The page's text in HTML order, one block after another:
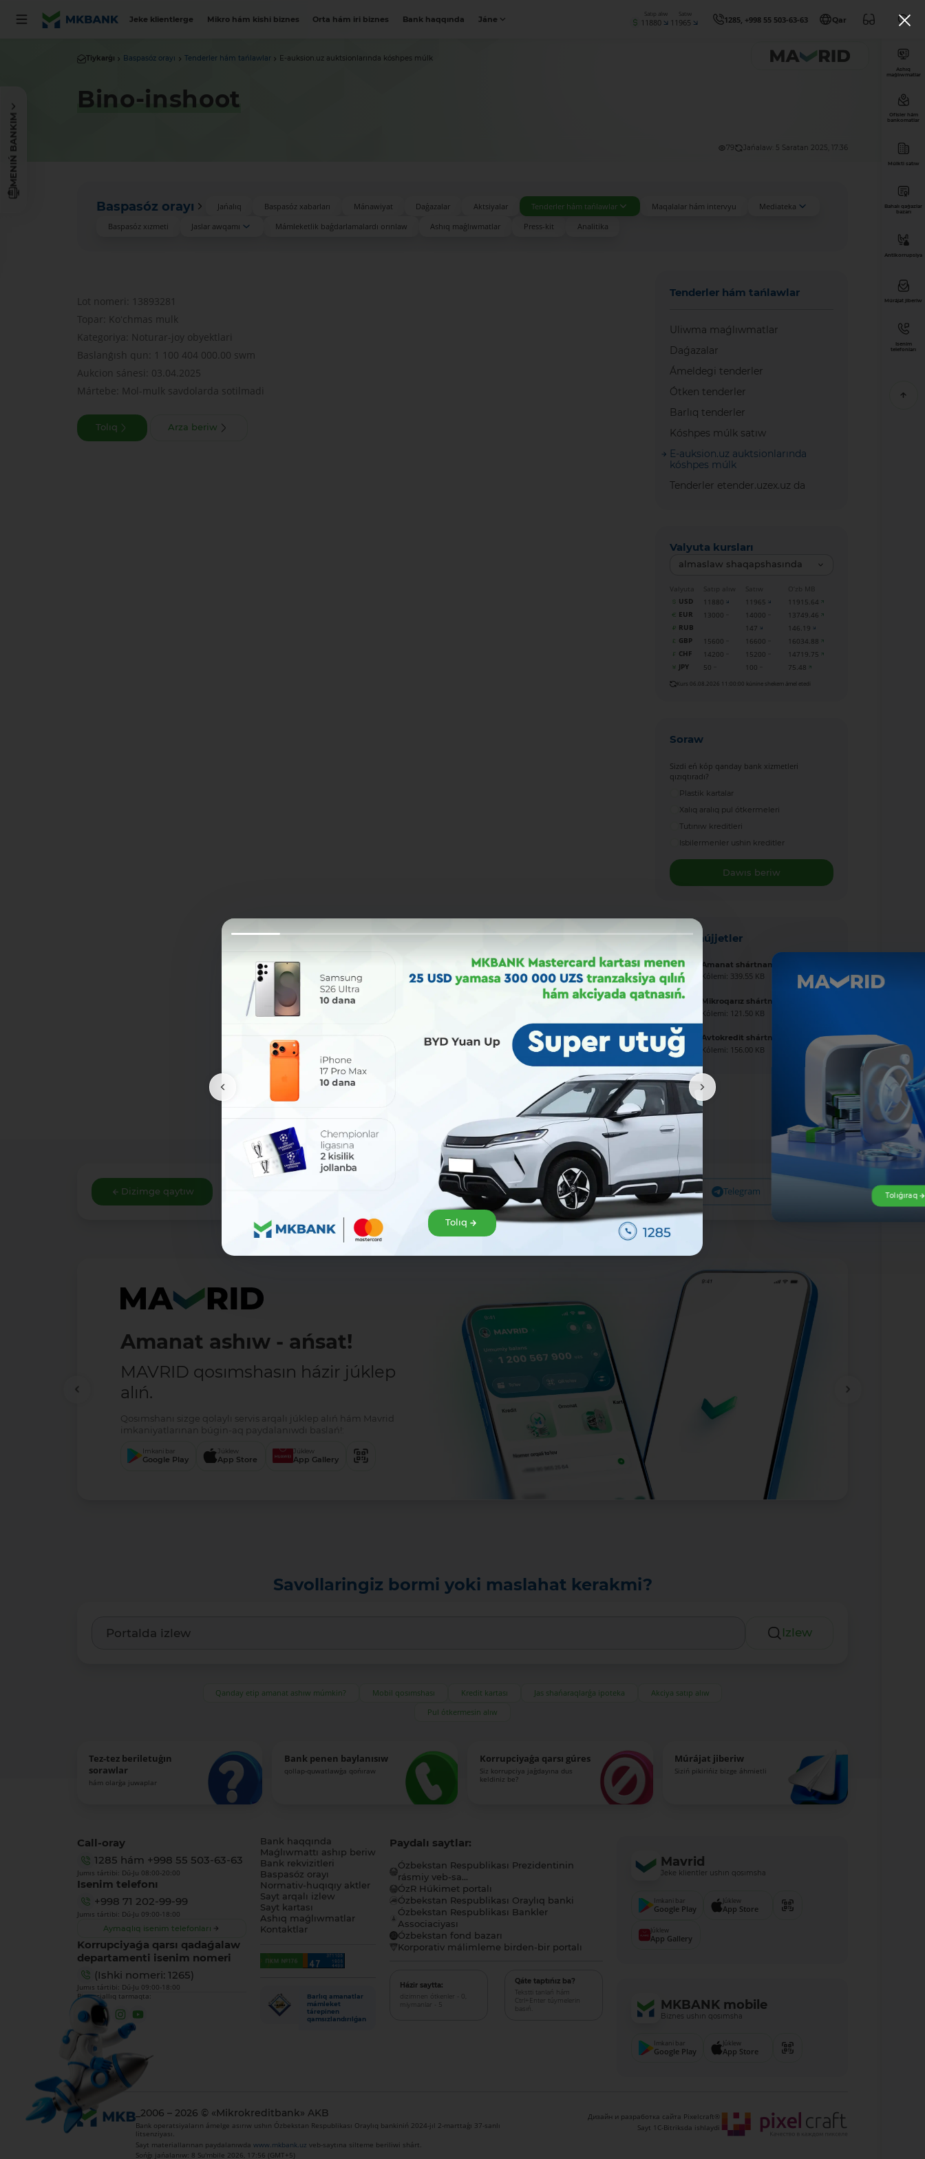
Jeke klientlerge Mikro hám kishi biznes Orta hám iri biznes Bank haqqında Jáne
Satıp alıw
11880
Satıw
11965 1285, +998 55 503-63-63 Qar
MENIŃ BANKIM
Tiykarǵı Baspasóz orayı Tenderler hám tańlawlar E-auksion.uz auktsionlarında kóshpes múlk
Bino-inshoot
79 Jańalaw: 5 Saratan 2025, 17:36
Baspasóz orayı Jańalıq Baspasóz xabarları Mánawiyat Daǵazalar Aktsiyalar Tenderler hám tańlawlar Maqalalar hám intervyu
Mediateka
Baspasóz xızmeti
Jaslar awqamı Mámleketlik baǵdarlamalardı orınlaw Ashıq maǵlıwmatlar Press-kit Analitika
Lot nomeri: 13893281
Topar: Koʻchmas mulk
Kategoriya: Noturar-joy obyektlari
Baslanǵısh qun: 1 100 404 000.00 swm
Aukcion sánesi: 03.04.2025
Mártebe: Mol-mulk savdolarda sotilmadi
Tolıq Arza beriw
Tenderler hám tańlawlar
Uliwma maǵlıwmatlar
Daǵazalar
Ámeldegi tenderler
Ótken tenderler
Barlıq tenderler
Kóshpes múlk satıw
E-auksion.uz auktsionlarında
kóshpes múlk
Tenderler etender.uzex.uz da
Valyuta kursları
almaslaw shaqapshasında
Valyuta Satıp alıw Satıw
O‘zb MB
USD
11880 11965
11915.64
EUR
13000 14000
13749.46
RUB
147
146.19
GBP
15600 16600
16034.88
CHF
14200 15200
14719.75
JPY
50 100 75.48
Kurs 06.08.2026 11:00:00 kúnine shekem ámel etedi
Soraw
Sizdi eń kóp qanday bank xizmetleri
qızıqtıradı?
Plastik kartalar
Xalıq aralıq pul ótkermeleri
Tutınıw kreditleri
Isbilermenler ushin kreditler
Dawıs beriw
Jańa hújjetler
Amanat shártnaması úlgisi
Kólemi: 339.55 KB
Mikroqarız shártnaması úlgisi
Kólemi: 121.50 KB
Avtokredit shártnaması úlgisi
Kólemi: 156.00 KB
Dizimge qaytıw Bólisiw: Facebook Telegram
Amanat ashıw - ańsat!
MAVRID qosımshasın házir júklep
alıń.
Qosımshanı sizge qolaylı servis arqalı júklep alıń hám Mavrid
imkaniyatlarınan búgin-aq paydalanıwdı baslań!:
Imkani bar
Google Play
Júklew
App Store
Júklew
App Gallery
Savollaringiz bormi yoki maslahat kerakmi?
Izlew
Qanday etip amanat ashıw múmkin? Mobil qosımshası Kredit kartası Jas shańaraqlarǵa ipoteka
Akciya satıp alıw
Pul ótkermesin alıw
Tez-tez beriletuǵın
sorawlar
hám olarǵa juwaplar
Bank penen baylanısıw
qollap-quwatlawǵa qońıraw
Korrupciyaǵa qarsı gúres
Siz korrupciya jaǵdayına dus
keldiniz be?
Múrájat jiberiw
Siziń pikirińiz bizge áhmietli
Ashıq
maǵlıwmatlar
Ofisler hám
bankomatlar
Múlkti satıw
Bahalı qaǵazlar
bazarı
Antikorrupsiya
Múrájat jiberiw
Isenim
telefonları
Call-oray
1285 hám +998 55 503-63-63
Jumıs tártibi: Dú-Ju 08:00-20:00
Isenim telefonı
+998 71 202-99-99
Jumıs tártibi: Dú-Ju 09:00-18:00
Aymaqlıq isenim telefonları
Korrupciyaǵa qarsı qadaǵalaw
departamenti isenim nomeri
(Ishki nomeri: 1265)
Jumıs tártibi: Dú-Ju 09:00-18:00
Biz sociallıq tarmaqta:
Bank haqqında
Maǵlıwmattı ashıp beriw
Bank rekvizitleri
Baspasóz orayı
Normativ-huqıqıy aktler
Sayt arqalı izlew
Sayt kartası
Ashıq maǵlıwmatlar
Kontaktlar
Barlıq amanatlar
mámleket
tárepinen
qamsızlandırılǵan
Paydalı saytlar:
Ózbekstan Respublikası Prezidentinin
rásmiy veb-sa...
ÓzR Húkimet portalı
Ózbekstan Respublikası Oraylıq banki
Ózbekstan Respublikası Bankler
Associaciyası
Ózbekstan fond bazarı
Korporativ málimleme birden-bir portalı
Házir saytta:
dizimnen ótkenler - 0,
miymanlar - 5
Qáte taptıńız ba?
Tekstti tanlań hám
Ctrl+Enter túymelerin
basıń.
Mavrid
Jeke klientler ushın qosımsha
Imkani bar
Google Play
Júklew
App Store
Júklew
App Gallery
MKBANK mobile
Biznes ushın qosımsha
Imkani bar
Google Play
Júklew
App Store
_2006 – 2026 © «Mikrokreditbank» AKB
Bank operatsiyaların ámelge asırıw ushın Ózbekstan Respublikası Oraylıq bankiniń 2024-jıl 2-marttaǵı 37-sanlı
litsenziyası.
Sayt materiallarınan paydalanıwdawww.mkbank.uz veb-saytına silteme beriliwi shárt.
Sońǵı jańalanıw: 8 Su'mbile 2026, 17:56 (GMT+5)
Дизайн и разработка сайта Pixelcraft®
Sayt 1C-Bitriksda ishlaydi
Tolıq
Tolıǵıraq